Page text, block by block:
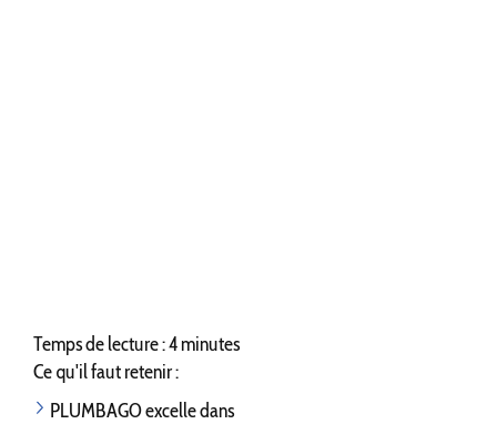
Temps de lecture : 4 minutes
Ce qu'il faut retenir :
PLUMBAGO excelle dans